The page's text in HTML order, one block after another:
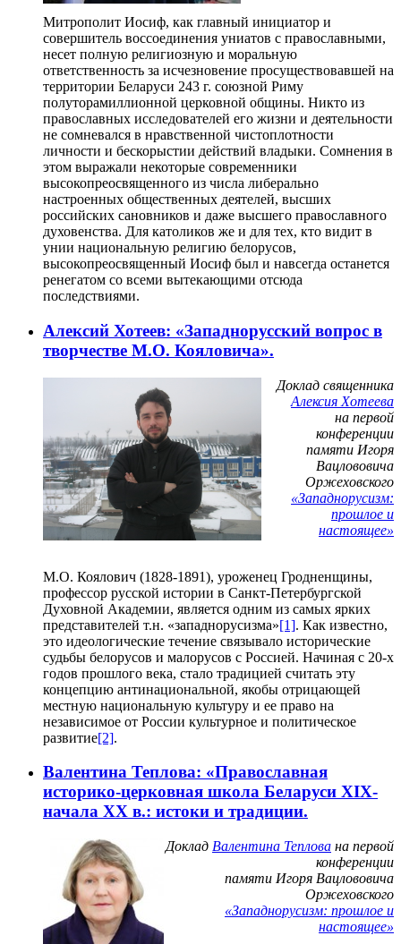
Митрополит Иосиф, как главный инициатор и
совершитель воссоединения униатов с православными,
несет полную религиозную и моральную
ответственность за исчезновение просуществовавшей на
территории Беларуси 243 г. союзной Риму
полуторамиллионной церковной общины. Никто из
православных исследователей его жизни и деятельности
не сомневался в нравственной чистоплотности
личности и бескорыстии действий владыки. Сомнения в
этом выражали некоторые современники
высокопреосвященного из числа либерально
настроенных общественных деятелей, высших
российских сановников и даже высшего православного
духовенства. Для католиков же и для тех, кто видит в
унии национальную религию белорусов,
высокопреосвященный Иосиф был и навсегда останется
ренегатом со всеми вытекающими отсюда
последствиями.
Алексий Хотеев: «Западнорусский вопрос в
творчестве М.О. Кояловича».
Доклад священника
Алексия Хотеева
на первой
конференции
памяти Игоря
Вацлововича
Оржеховского
«Западнорусизм:
прошлое и
настоящее»
М.О. Коялович (1828-1891), уроженец Гродненщины,
профессор русской истории в Санкт-Петербургской
Духовной Академии, является одним из самых ярких
представителей т.н. «западнорусизма»[1]. Как известно,
это идеологические течение связывало исторические
судьбы белорусов и малорусов с Россией. Начиная с 20-х
годов прошлого века, стало традицией считать эту
концепцию антинациональной, якобы отрицающей
местную национальную культуру и ее право на
независимое от России культурное и политическое
развитие[2].
Валентина Теплова: «Православная
историко-церковная школа Беларуси XIX-
начала XX в.: истоки и традиции.
Доклад Валентина Теплова на первой
конференции
памяти Игоря Вацлововича
Оржеховского
«Западнорусизм: прошлое и
настоящее»